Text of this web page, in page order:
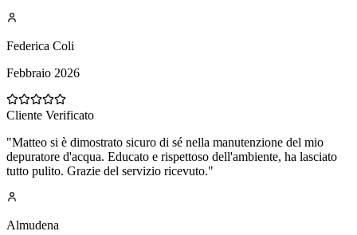
Federica Coli
Febbraio 2026
Cliente Verificato
"Matteo si è dimostrato sicuro di sé nella manutenzione del mio
depuratore d'acqua. Educato e rispettoso dell'ambiente, ha lasciato
tutto pulito. Grazie del servizio ricevuto."
Almudena